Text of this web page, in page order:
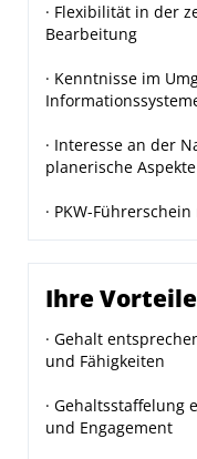
· Flexibilität in der
Bearbeitung
· Kenntnisse im
· Interesse an der
planerische Aspekte
· PKW-
Ihre Vorteile
· Gehalt
und Fähigkeiten
· Gehaltsstaffelung
und Engagement